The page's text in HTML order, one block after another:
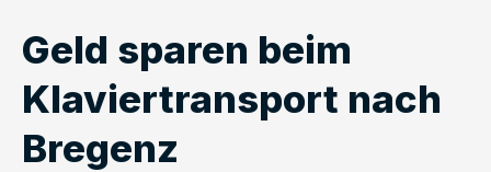
Geld sparen beim
Klaviertransport nach
Bregenz